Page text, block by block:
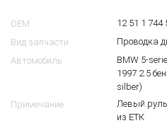
OEM
12 51 1 744
Вид запчасти
Проводка
Автомобиль
BMW 5-
1997 2.5
silber)
Примечание
Левый
из ЕТК